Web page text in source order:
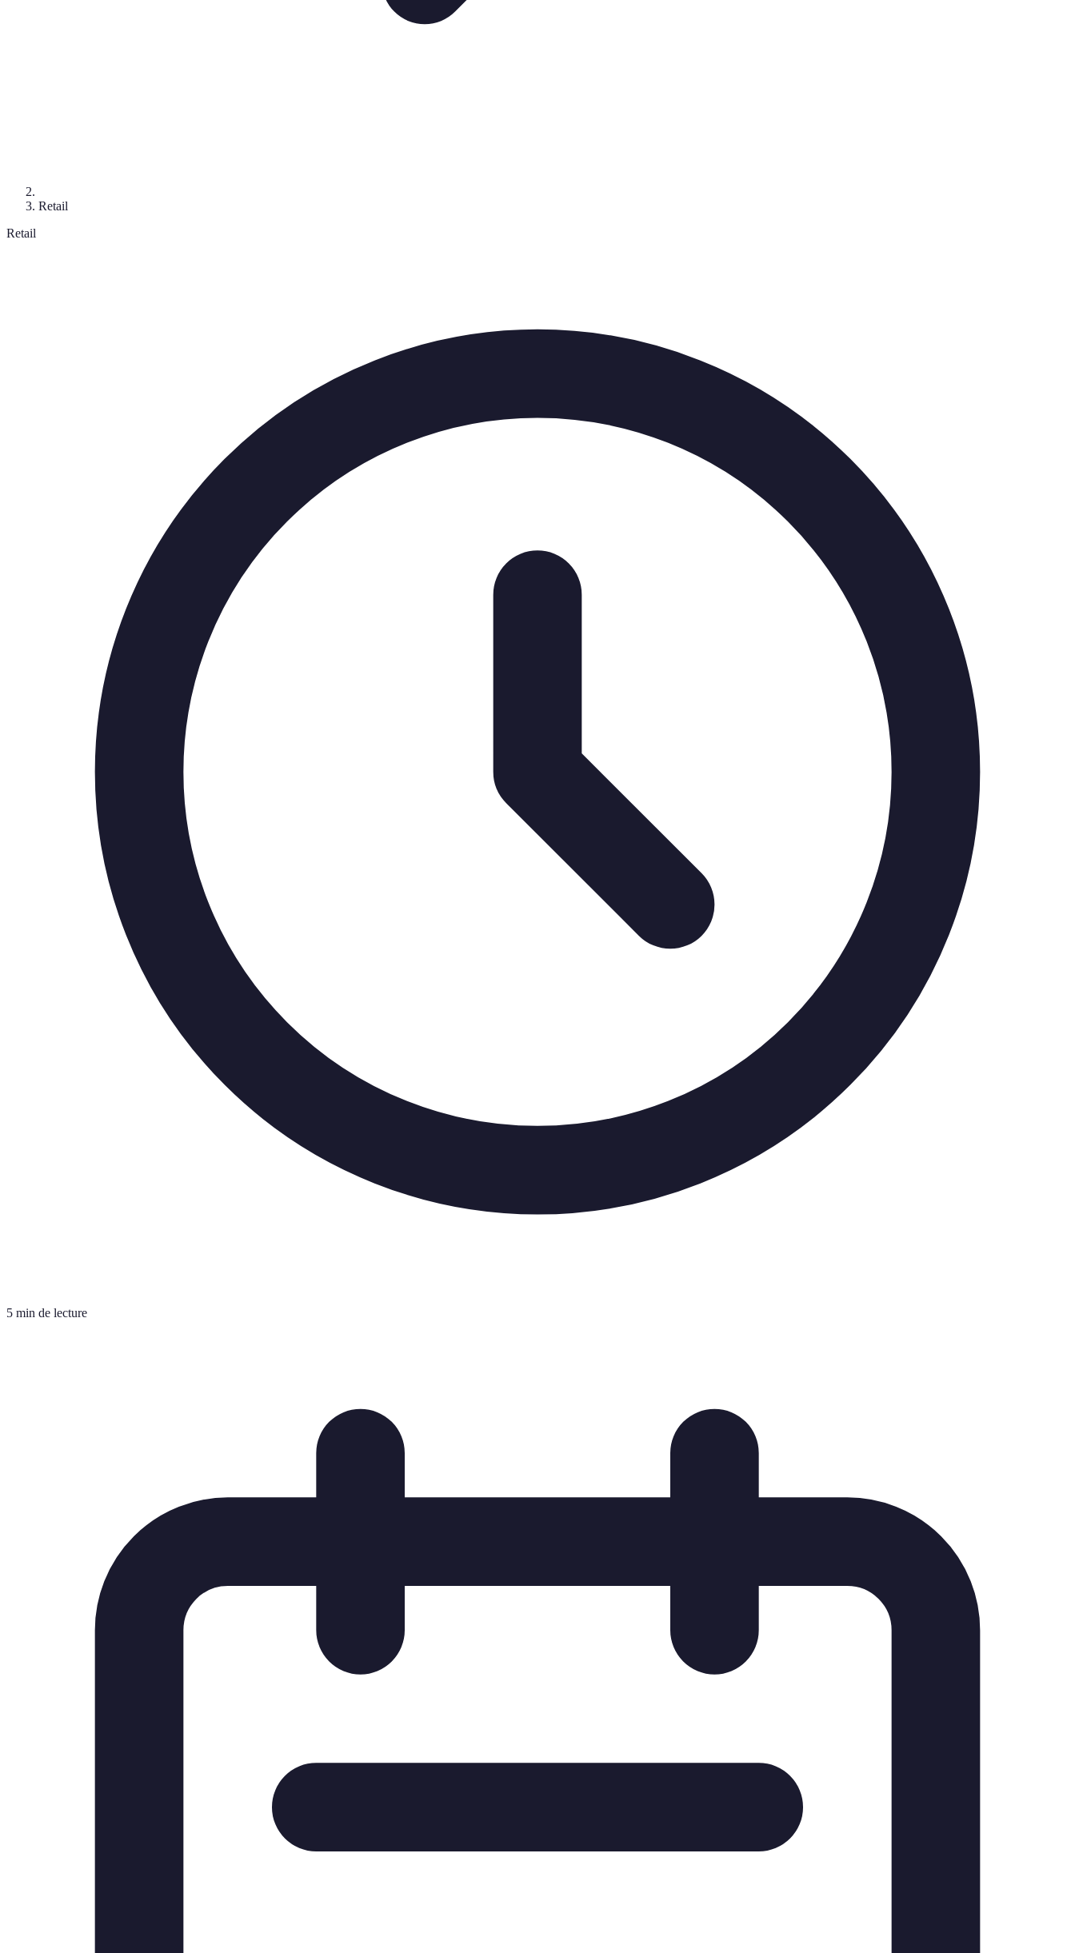
Retail
Retail
5 min de lecture